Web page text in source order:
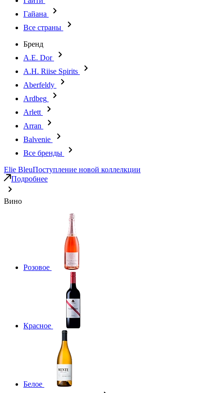
Гайана
Все страны
Бренд
A.E. Dor
A.H. Riise Spirits
Aberfeldy
Ardbeg
Arlett
Arran
Balvenie
Все бренды
Elie BleuПоступление новой коллелкции
Подробнее
Вино
Розовое
Красное
Белое